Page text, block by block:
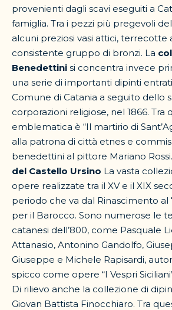
provenienti dagli scavi eseguiti a
famiglia. Tra i pezzi più pregevoli
alcuni preziosi vasi attici, terrecotte
consistente gruppo di bronzi. La
Benedettini si concentra invece
una serie di importanti dipinti
Comune di Catania a seguito dello
corporazioni religiose, nel 1866. Tra
emblematica è “Il martirio di
alla patrona di città etnes e
benedettini al pittore Mariano Rossi.
del Castello Ursino La vasta
opere realizzate tra il XV e il XIX
periodo che va dal Rinascimento al
per il Barocco. Sono numerose le
catanesi dell’800, come Pasquale
Attanasio, Antonino Gandolfo,
Giuseppe e Michele Rapisardi,
spicco come opere “I Vespri
Di rilievo anche la collezione di
Giovan Battista Finocchiaro. Tra